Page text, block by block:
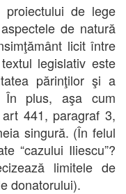
proiectului de lege
de natură
licit între
legislativ este
părinţilor şi a
În plus, aşa cum
441, paragraf 3,
singură. (În felul
“cazului Iliescu”?
limitele de
donatorului).